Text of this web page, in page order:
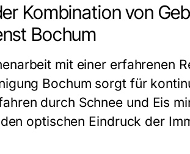
Kombination von
Bochum
mit einer erfahrenen
Bochum sorgt für
durch Schnee und Eis
optischen Eindruck der